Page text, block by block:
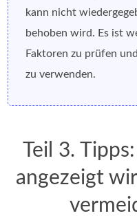
kann nicht
behoben wird. Es ist
Faktoren zu prüfen
zu verwenden.
Teil 3.
angezeigt